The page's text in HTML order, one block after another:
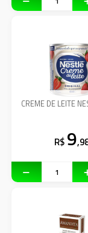
CREME DE LEITE
R$ 9